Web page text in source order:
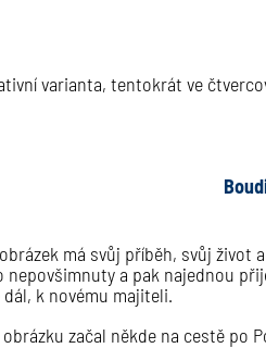
varianta, tentokrát ve
má svůj příběh, svůj život
nepovšimnuty a pak najednou
k novému majiteli.
obrázku začal někde na cestě po